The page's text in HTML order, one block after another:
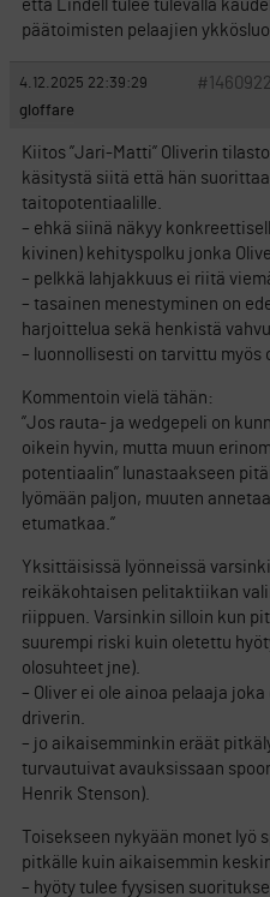
että Lindell tulee tulevalla
päätoimisten pelaajien
4.12.2025 22:39:29 #1460922
gloffare
Kiitos ”Jari-Matti” Oliverin
käsitystä siitä että hän
taitopotentiaalille.
– ehkä siinä näkyy
kivinen) kehityspolku jonka
– pelkkä lahjakkuus ei riitä
– tasainen menestyminen on
harjoittelua sekä henkistä
– luonnollisesti on tarvittu myös
Kommentoin vielä tähän:
”Jos rauta- ja wedgepeli on
oikein hyvin, mutta muun
potentiaalin” lunastaakseen
lyömään paljon, muuten
etumatkaa.”
Yksittäisissä lyönneissä
reikäkohtaisen pelitaktiikan
riippuen. Varsinkin silloin kun
suurempi riski kuin oletettu
olosuhteet jne).
– Oliver ei ole ainoa pelaaja
driverin.
– jo aikaisemminkin eräät
turvautuivat avauksissaan
Henrik Stenson).
Toisekseen nykyään monet
pitkälle kuin aikaisemmin
– hyöty tulee fyysisen